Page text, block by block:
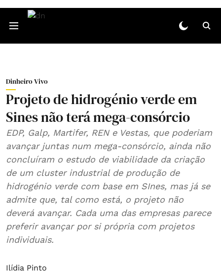
Dinheiro Vivo
Projeto de hidrogénio verde em
Sines não terá mega-consórcio
EDP, Galp, Martifer, REN e Vestas, que poderiam
avançar juntas num mega-consórcio, ainda não
concluíram o estudo de viabilidade da criação
de um cluster industrial de produção de
hidrogénio verde com base em SInes, mas já se
admite que, tal como está, o projeto não
deverá avançar. Cada uma das empresas parece
preferir avançar por si própria com projetos
individuais.
Ilídia Pinto